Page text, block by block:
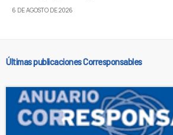
6 DE AGOSTO DE 2026
Últimas publicaciones Corresponsables